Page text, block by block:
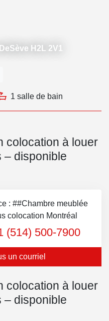
H2L 2V1
1 salle de bain
colocation à louer
– disponible
: ##Chambre meublée
colocation Montréal
(514) 500-7900
un courriel
colocation à louer
– disponible